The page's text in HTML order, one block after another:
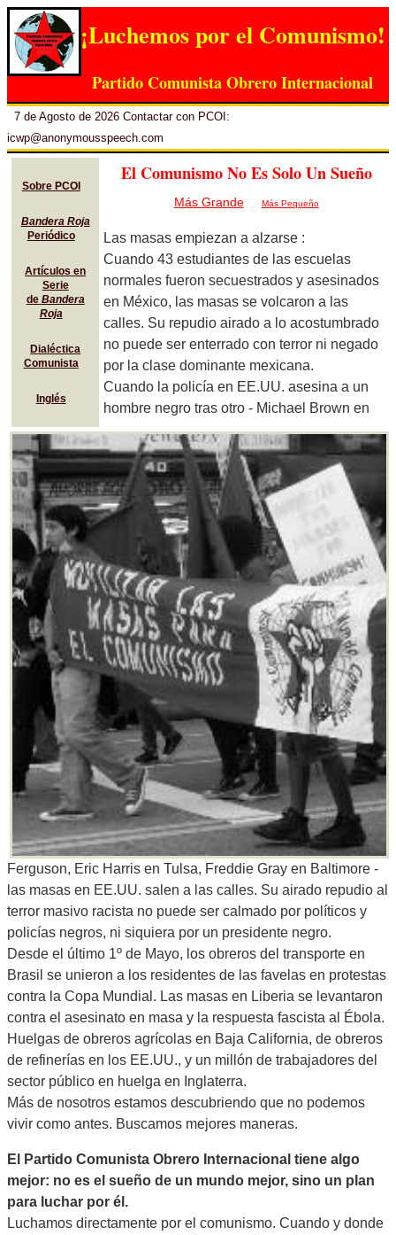
¡Luchemos por el Comunismo!
Partido Comunista Obrero Internacional
7 de Agosto de 2026 Contactar con PCOI:
icwp@anonymousspeech.com
Sobre PCOI
Bandera Roja
Periódico
Artículos en
Serie
de Bandera
Roja
Dialéctica
Comunista
Inglés
El Comunismo No Es Solo Un Sueño
Más Grande Más Pequeño
Las masas empiezan a alzarse :
Cuando 43 estudiantes de las escuelas
normales fueron secuestrados y asesinados
en México, las masas se volcaron a las
calles. Su repudio airado a lo acostumbrado
no puede ser enterrado con terror ni negado
por la clase dominante mexicana.
Cuando la policía en EE.UU. asesina a un
hombre negro tras otro - Michael Brown en
Ferguson, Eric Harris en Tulsa, Freddie Gray en Baltimore -
las masas en EE.UU. salen a las calles. Su airado repudio al
terror masivo racista no puede ser calmado por políticos y
policías negros, ni siquiera por un presidente negro.
Desde el último 1º de Mayo, los obreros del transporte en
Brasil se unieron a los residentes de las favelas en protestas
contra la Copa Mundial. Las masas en Liberia se levantaron
contra el asesinato en masa y la respuesta fascista al Ébola.
Huelgas de obreros agrícolas en Baja California, de obreros
de refinerías en los EE.UU., y un millón de trabajadores del
sector público en huelga en Inglaterra.
Más de nosotros estamos descubriendo que no podemos
vivir como antes. Buscamos mejores maneras.
El Partido Comunista Obrero Internacional tiene algo
mejor: no es el sueño de un mundo mejor, sino un plan
para luchar por él.
Luchamos directamente por el comunismo. Cuando y donde